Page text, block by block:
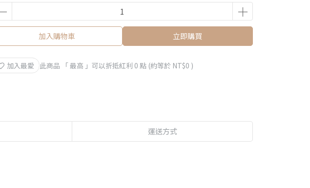
加入購物車 立即購買
加入最愛 此商品 「 最高 」可以折抵紅利 0 點 (約等於 NT$0 )
運送方式